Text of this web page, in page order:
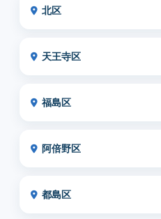
北区
天王寺区
福島区
阿倍野区
都島区